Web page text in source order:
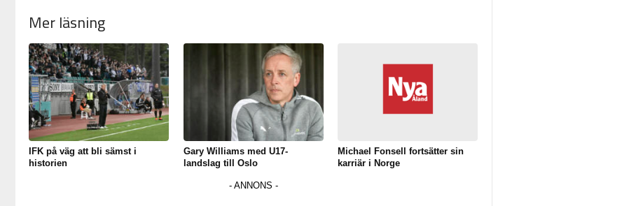
Mer läsning
IFK på väg att bli sämst i
historien
Gary Williams med U17-
landslag till Oslo
Michael Fonsell fortsätter sin
karriär i Norge